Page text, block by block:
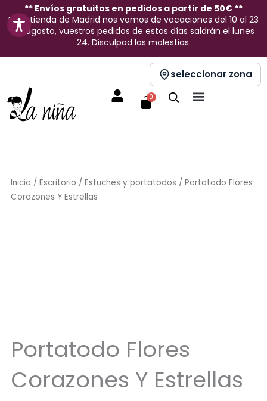
contenido
** Envíos gratuitos en pedidos a partir de 50€ **
En la tienda de Madrid nos vamos de vacaciones del 10 al 23
de agosto, vuestros pedidos de estos días saldrán el lunes
24. Disculpad las molestias.
seleccionar zona
0
Carrito
Inicio / Escritorio / Estuches y portatodos / Portatodo Flores
Corazones Y Estrellas
Portatodo Flores
Corazones Y Estrellas